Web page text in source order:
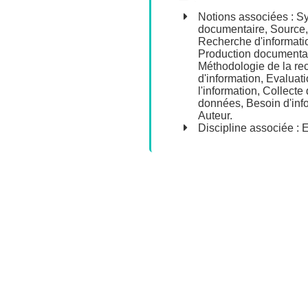
Notions associées :
documentaire, Source,
Recherche
Production
Méthodologie de la
d'information,
l'information, Collecte
données, Besoin
Auteur.
Discipline associée :